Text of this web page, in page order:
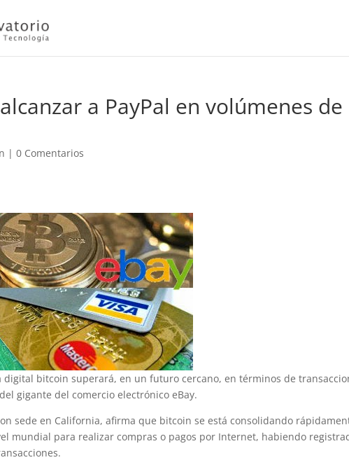
a PayPal en volúmenes de
|0 Comentarios
bitcoin superará, en un futuro cercano, en términos de
gigante del comercio electrónico eBay.
sede en California, afirma que bitcoin se está consolidando
mundial para realizar compras o pagos por Internet, habiendo